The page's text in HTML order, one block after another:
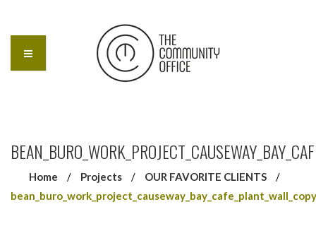
Home / Projects / OUR FAVORITE CLIENTS
/
bean_buro_work_project_causeway_bay_cafe_plant_wall_copy